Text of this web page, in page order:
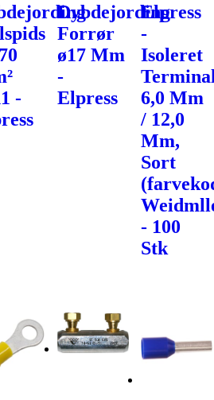
-
Dybdejording
Forrør
ø17 Mm
-
Elpress
Elpress
-
Isoleret
6,0 Mm
/ 12,0
Mm,
Sort
- 100
Stk